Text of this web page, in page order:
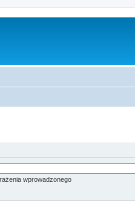
wprowadzonego